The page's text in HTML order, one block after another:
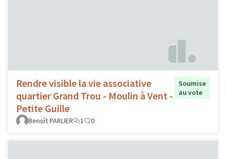
Rendre visible la vie associative
quartier Grand Trou - Moulin à Vent -
Petite Guille
Soumise
au vote
Benoît PARLIER 1 0